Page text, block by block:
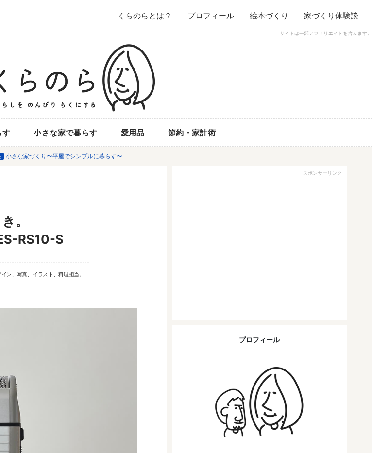
サイトは一部アフィリエイトを含みます。
くらのらとは？ プロフィール 絵本づくり 家づくり体験談
す 小さな家で暮らす 愛用品 節約・家計術
小さな家づくり〜平屋でシンプルに暮らす〜
。
RS10-S
ン、写真、イラスト、料理担当。
スポンサーリンク
プロフィール